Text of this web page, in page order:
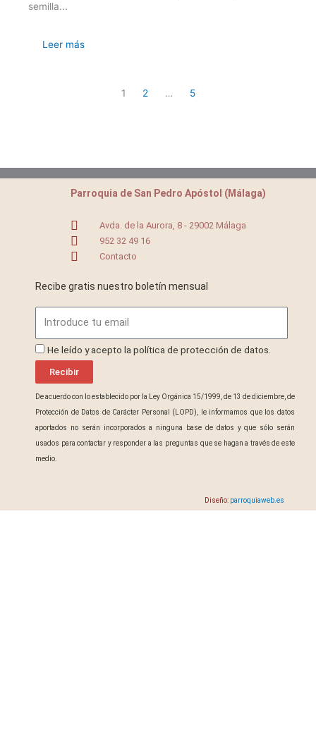
semilla...
Leer más
1 2 … 5
Parroquia de San Pedro Apóstol (Málaga)
Avda. de la Aurora, 8 - 29002 Málaga
952 32 49 16
Contacto
Recibe gratis nuestro boletín mensual
ProteccionDatos
He leído y acepto la política de protección de datos.
Recibir
De acuerdo con lo establecido por la Ley Orgánica 15/1999, de 13 de diciembre, de
Protección de Datos de Carácter Personal (LOPD), le informamos que los datos
aportados no serán incorporados a ninguna base de datos y que sólo serán
usados para contactar y responder a las preguntas que se hagan a través de este
medio.
Diseño: parroquiaweb.es